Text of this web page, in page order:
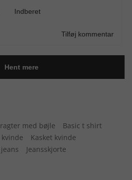
med bøjle
Basic t shirt
Kasket kvinde
jeans
Jeansskjorte